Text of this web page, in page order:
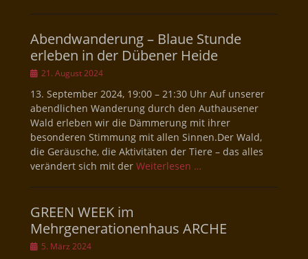
Abendwanderung – Blaue Stunde
erleben in der Dübener Heide
Veröffentlicht
21. August 2024
13. September 2024, 19:00 – 21:30 Uhr Auf unserer
abendlichen Wanderung durch den Authausener
Wald erleben wir die Dämmerung mit ihrer
besonderen Stimmung mit allen Sinnen.Der Wald,
die Geräusche, die Aktivitäten der Tiere – das alles
verändert sich mit der Weiterlesen …
GREEN WEEK im
Mehrgenerationenhaus ARCHE
Veröffentlicht
5. März 2024